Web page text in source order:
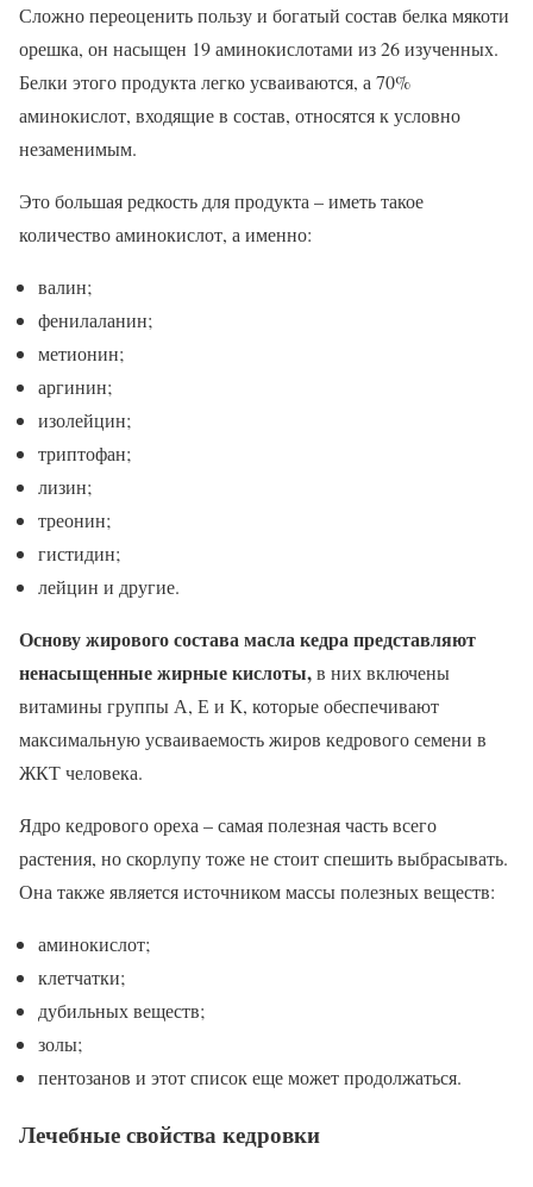
Сложно переоценить пользу и богатый состав белка мякоти
орешка, он насыщен 19 аминокислотами из 26 изученных.
Белки этого продукта легко усваиваются, а 70%
аминокислот, входящие в состав, относятся к условно
незаменимым.
Это большая редкость для продукта – иметь такое
количество аминокислот, а именно:
валин;
фенилаланин;
метионин;
аргинин;
изолейцин;
триптофан;
лизин;
треонин;
гистидин;
лейцин и другие.
Основу жирового состава масла кедра представляют
ненасыщенные жирные кислоты,в них включены
витамины группы А, Е и К, которые обеспечивают
максимальную усваиваемость жиров кедрового семени в
ЖКТ человека.
Ядро кедрового ореха – самая полезная часть всего
растения, но скорлупу тоже не стоит спешить выбрасывать.
Она также является источником массы полезных веществ:
аминокислот;
клетчатки;
дубильных веществ;
золы;
пентозанов и этот список еще может продолжаться.
Лечебные свойства кедровки